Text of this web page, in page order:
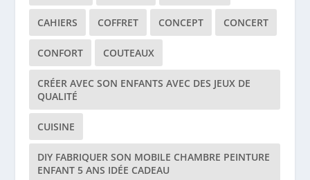
CAHIERS COFFRET CONCEPT CONCERT
CONFORT COUTEAUX
CRÉER AVEC SON ENFANTS AVEC DES JEUX DE
QUALITÉ
CUISINE
DIY FABRIQUER SON MOBILE CHAMBRE PEINTURE
ENFANT 5 ANS IDÉE CADEAU